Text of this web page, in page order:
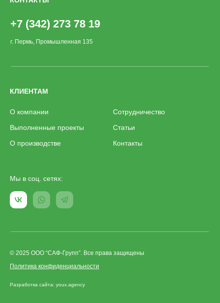
КЛИЕНТАМ
© 2025 ООО “САФ-Групп”. Все права защищены
Политика конфиденциальности
Разработка сайта: youx.agency
+7 (342) 273 78 19
О компании
Выполненные проекты
О производстве
Сотрудничество
Статьи
Контакты
г. Пермь, Промышленная 135
Мы в соц. сетях: